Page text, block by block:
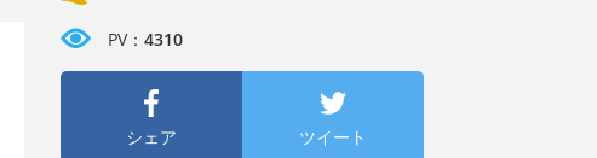
PV： 4310
シェア ツイート